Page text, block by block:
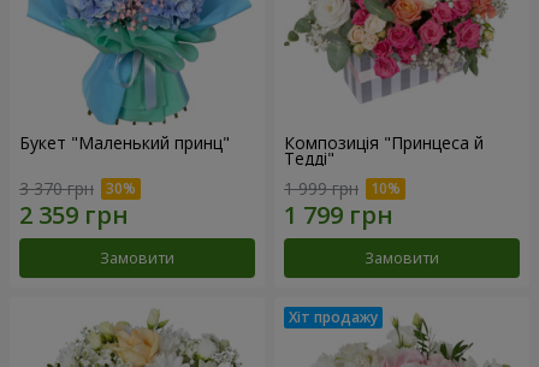
Букет "Маленький принц"
3 370 грн
Замовити
Композиція "Принцеса й
Тедді"
1 999 грн
Замовити